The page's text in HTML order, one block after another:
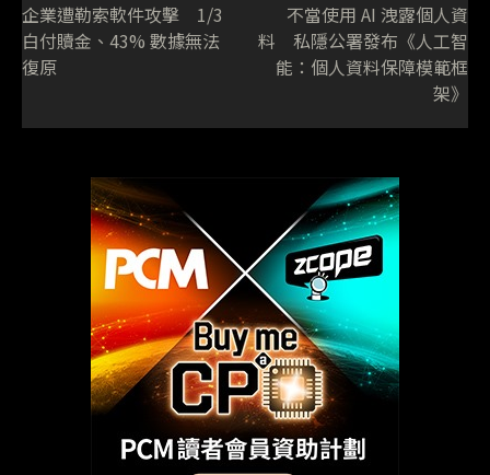
企業遭勒索軟件攻擊 1/3
白付贖金、43% 數據無法
復原
不當使用 AI 洩露個人資
料 私隱公署發布《人工智
能：個人資料保障模範框
架》